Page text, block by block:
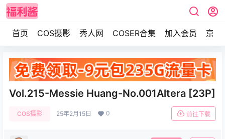
首页 COS摄影 秀人网 COSER合集 加入会员 京东
Vol.215-Messie Huang-No.001Altera [23P]
COS摄影 25年2月15日 0 前往下载